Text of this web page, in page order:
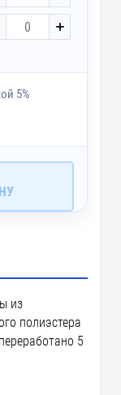
5%
из
полиэстера
5